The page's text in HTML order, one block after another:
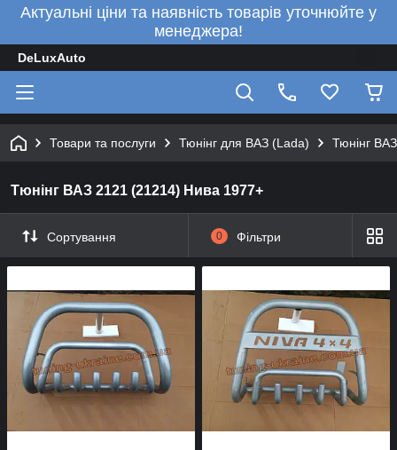
Актуальні ціни та наявність товарів уточнюйте у
менеджера!
DeLuxAuto
Товари та послуги Тюнінг для ВАЗ (Lada) Тюнінг
Тюнінг ВАЗ 2121 (21214) Нива 1977+
Сортування 0 Фільтри